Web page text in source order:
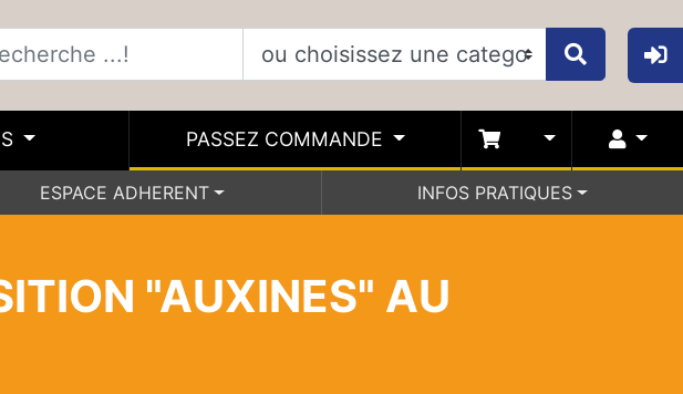
PASSEZ COMMANDE
ESPACE ADHERENT INFOS PRATIQUES
"AUXINES" AU